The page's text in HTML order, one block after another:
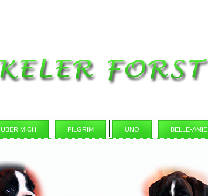
ÜBER MICH PILGRIM UNO BELLE-AMIE